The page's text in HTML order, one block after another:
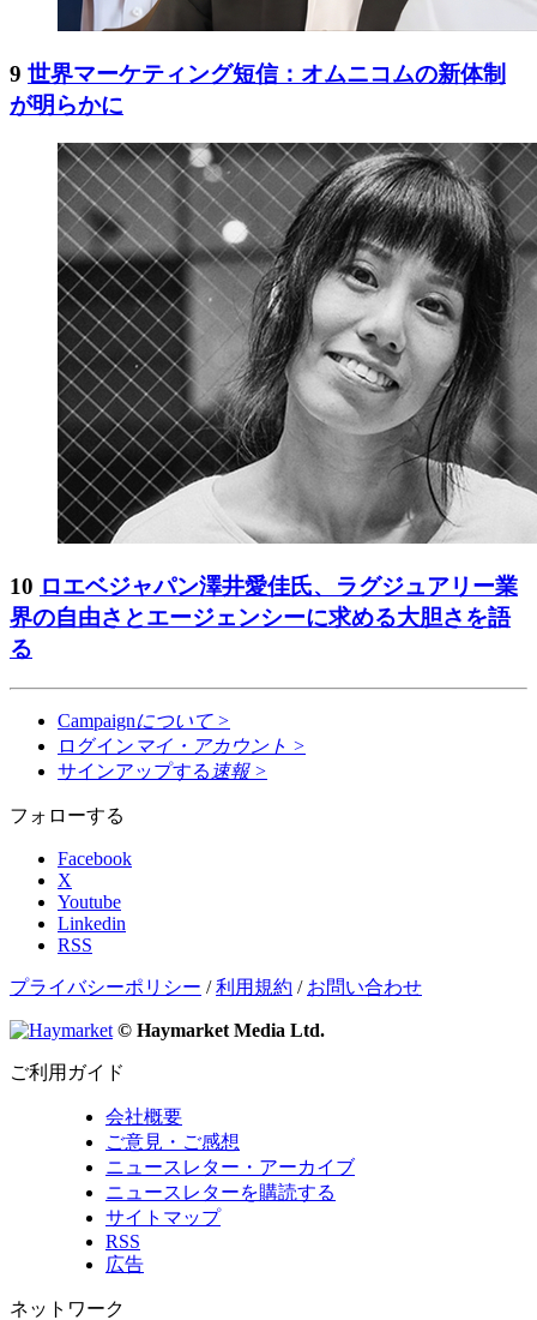
9 世界マーケティング短信：オムニコムの新体制
が明らかに
10 ロエベジャパン澤井愛佳氏、ラグジュアリー業
界の自由さとエージェンシーに求める大胆さを語
る
Campaignについて >
ログイン マイ・アカウント >
サインアップする 速報 >
フォローする
Facebook
X
Youtube
Linkedin
RSS
プライバシーポリシー /利用規約 / お問い合わせ
© Haymarket Media Ltd.
ご利用ガイド
会社概要
ご意見・ご感想
ニュースレター・アーカイブ
ニュースレターを購読する
サイトマップ
RSS
広告
ネットワーク